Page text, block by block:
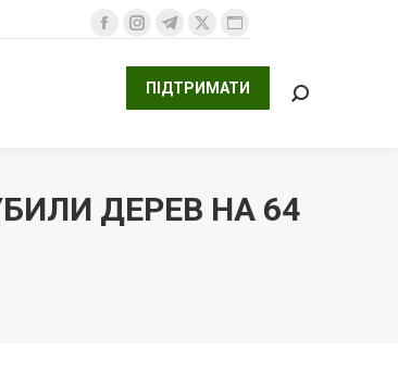
Facebook
сторінка
відкривається
Instagram
сторінка
відкривається
Telegram
сторінка
відкривається
X
сторінка
відкривається
Website
сторінка
відкривається
ПІДТРИМАТИ Search:
ДЕРЕВ НА 64
ПІДТРИМАТИ